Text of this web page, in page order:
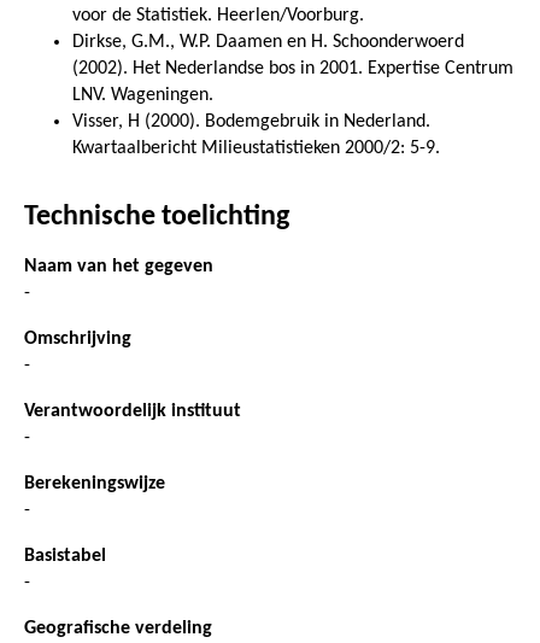
voor de Statistiek. Heerlen/Voorburg.
Dirkse, G.M., W.P. Daamen en H. Schoonderwoerd
(2002). Het Nederlandse bos in 2001. Expertise Centrum
LNV. Wageningen.
Visser, H (2000). Bodemgebruik in Nederland.
Kwartaalbericht Milieustatistieken 2000/2: 5-9.
Technische toelichting
Naam van het gegeven
-
Omschrijving
-
Verantwoordelijk instituut
-
Berekeningswijze
-
Basistabel
-
Geografische verdeling